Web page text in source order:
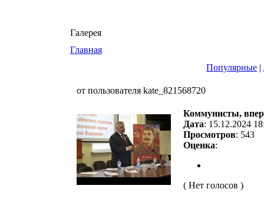
Галерея
Главная
Популярные |
от пользователя kate_821568720
Коммунисты,
Дата: 15.12.2024
Просмотров: 543
Оценка:
( Нет голосов )